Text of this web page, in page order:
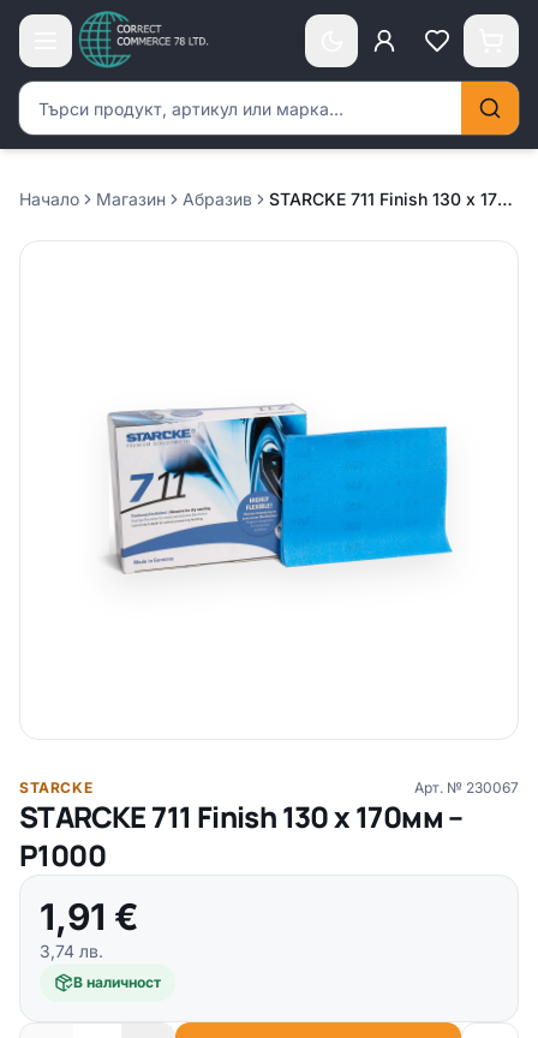
Търсене на продукти
Начало Магазин Абразив STARCKE 711 Finish 130 х 170мм – P1000
STARCKE Арт. № 230067
STARCKE 711 Finish 130 х 170мм –
P1000
1,91 €
3,74 лв.
В наличност